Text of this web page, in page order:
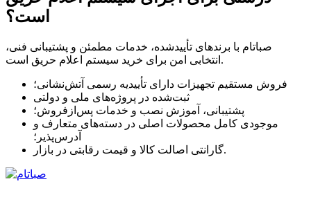
است؟
صباتام با برندهای تأییدشده، خدمات مطمئن و پشتیبانی فنی،
انتخابی امن برای خرید سیستم اعلام حریق است.
فروش مستقیم تجهیزات دارای تأییدیه رسمی آتش‌نشانی؛
ثبت‌شده در پروژه‌های ملی و دولتی
پشتیبانی، آموزش نصب و خدمات پس‌ازفروش؛
موجودی کامل محصولات اصلی در دسته‌های متعارف و
آدرس‌پذیر؛
گارانتی اصالت کالا و قیمت رقابتی در بازار.